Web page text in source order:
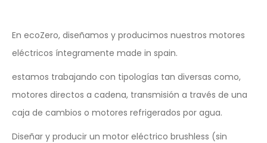
En ecoZero, diseñamos y producimos nuestros motores
eléctricos íntegramente made in spain.
estamos trabajando con tipologías tan diversas como,
motores directos a cadena, transmisión a través de una
caja de cambios o motores refrigerados por agua.
Diseñar y producir un motor eléctrico brushless (sin